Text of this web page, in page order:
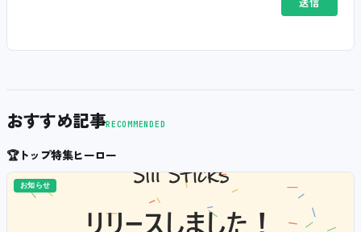
おすすめ記事RECOMMENDED
🏆トップ特集ヒーロー
お知らせ